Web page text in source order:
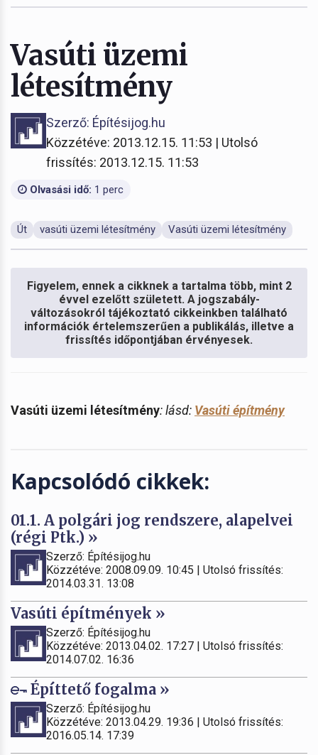
Vasúti üzemi
létesítmény
Szerző: Építésijog.hu
Közzétéve: 2013.12.15. 11:53 | Utolsó
frissítés: 2013.12.15. 11:53
Olvasási idő: 1 perc
Út vasúti üzemi létesítmény Vasúti üzemi létesítmény
Figyelem, ennek a cikknek a tartalma több, mint 2
évvel ezelőtt született. A jogszabály-
változásokról tájékoztató cikkeinkben található
információk értelemszerűen a publikálás, illetve a
frissítés időpontjában érvényesek.
Vasúti üzemi létesítmény: lásd: Vasúti építmény
Kapcsolódó cikkek:
01.1. A polgári jog rendszere, alapelvei
(régi Ptk.) »
Szerző: Építésijog.hu
Közzétéve: 2008.09.09. 10:45 | Utolsó frissítés:
2014.03.31. 13:08
Vasúti építmények »
Szerző: Építésijog.hu
Közzétéve: 2013.04.02. 17:27 | Utolsó frissítés:
2014.07.02. 16:36
Építtető fogalma »
Szerző: Építésijog.hu
Közzétéve: 2013.04.29. 19:36 | Utolsó frissítés:
2016.05.14. 17:39